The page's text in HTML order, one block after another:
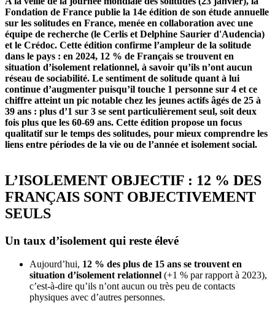
Fondation de France publie la 14e édition de son étude annuelle
sur les solitudes en France, menée en collaboration avec une
équipe de recherche (le Cerlis et Delphine Saurier d'Audencia)
et le Crédoc. Cette édition confirme l’ampleur de la solitude
dans le pays : en 2024, 12 % de Français se trouvent en
situation d’isolement relationnel, à savoir qu’ils n’ont aucun
réseau de sociabilité. Le sentiment de solitude quant à lui
continue d’augmenter puisqu’il touche 1 personne sur 4 et ce
chiffre atteint un pic notable chez les jeunes actifs âgés de 25 à
39 ans : plus d’1 sur 3 se sent particulièrement seul, soit deux
fois plus que les 60-69 ans. Cette édition propose un focus
qualitatif sur le temps des solitudes, pour mieux comprendre les
liens entre périodes de la vie ou de l’année et isolement social.
L’ISOLEMENT OBJECTIF : 12 % DES
FRANÇAIS SONT OBJECTIVEMENT
SEULS
Un taux d’isolement qui reste élevé
Aujourd’hui, 12 % des plus de 15 ans se trouvent en
situation d’isolement relationnel (+1 % par rapport à 2023),
c’est-à-dire qu’ils n’ont aucun ou très peu de contacts
physiques avec d’autres personnes.